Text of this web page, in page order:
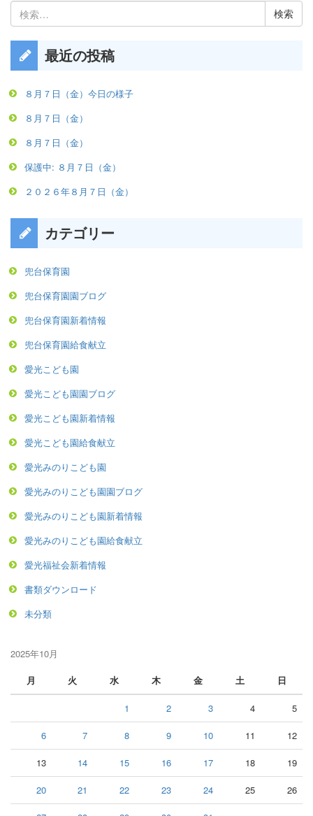
検
索:
最近の投稿
８月７日（金）今日の様子
８月７日（金）
８月７日（金）
保護中: ８月７日（金）
２０２６年８月７日（金）
カテゴリー
兜台保育園
兜台保育園園ブログ
兜台保育園新着情報
兜台保育園給食献立
愛光こども園
愛光こども園園ブログ
愛光こども園新着情報
愛光こども園給食献立
愛光みのりこども園
愛光みのりこども園園ブログ
愛光みのりこども園新着情報
愛光みのりこども園給食献立
愛光福祉会新着情報
書類ダウンロード
未分類
2025年10月
月
火 水 木 金 土 日
1 2 3 4 5
6 7 8 9 10 11 12
13 14 15 16 17 18 19
20 21 22 23 24 25 26